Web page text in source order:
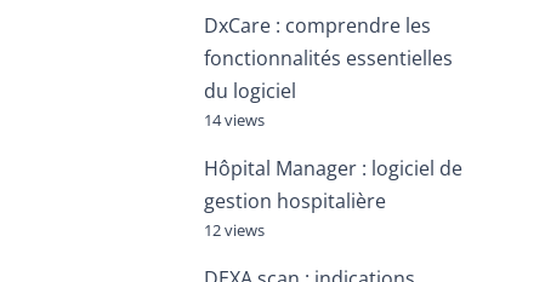
DxCare : comprendre les
fonctionnalités essentielles
du logiciel
14 views
Hôpital Manager : logiciel de
gestion hospitalière
12 views